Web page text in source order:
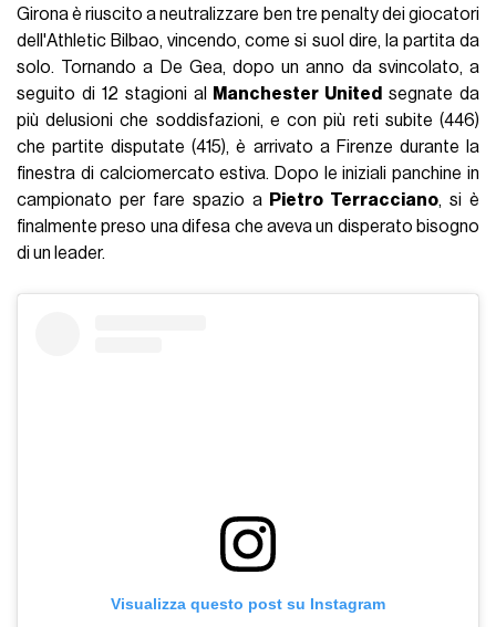
Girona è riuscito a neutralizzare ben tre penalty dei giocatori
dell'Athletic Bilbao, vincendo, come si suol dire, la partita da
solo. Tornando a De Gea, dopo un anno da svincolato, a
seguito di 12 stagioni al
Manchester United segnate da
più delusioni che soddisfazioni, e con più reti subite (446)
che partite disputate (415), è arrivato a Firenze durante la
finestra di calciomercato estiva. Dopo le iniziali panchine in
campionato per fare spazio a Pietro Terracciano, si è
finalmente preso una difesa che aveva un disperato bisogno
di un leader.
Visualizza questo post su Instagram